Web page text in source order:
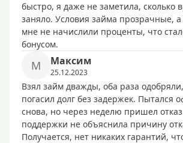
быстро, я даже не заметила, сколько
заняло. Условия займа прозрачные,
мне не начислили проценты, что
бонусом.
М Максим
25.12.2023
Взял займ дважды, оба раза
погасил долг без задержек. Пытался
снова, но через неделю пришел
поддержки не объяснила причину
Получается, нет никаких гарантий,